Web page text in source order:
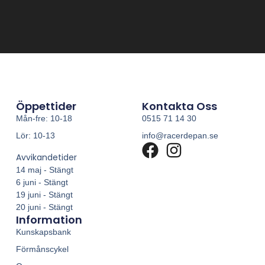
Öppettider
Mån-fre: 10-18
Lör: 10-13
Avvikandetider
14 maj - Stängt
6 juni - Stängt
19 juni - Stängt
20 juni - Stängt
Kontakta Oss
0515 71 14 30
info@racerdepan.se
Information
Kunskapsbank
Förmånscykel